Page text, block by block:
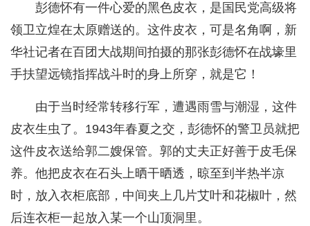
彭德怀有一件心爱的黑色皮衣，是国民党高级将
领卫立煌在太原赠送的。这件皮衣，可是名角啊，新
华社记者在百团大战期间拍摄的那张彭德怀在战壕里
手扶望远镜指挥战斗时的身上所穿，就是它！
由于当时经常转移行军，遭遇雨雪与潮湿，这件
皮衣生虫了。1943年春夏之交，彭德怀的警卫员就把
这件皮衣送给郭二嫂保管。郭的丈夫正好善于皮毛保
养。他把皮衣在石头上晒干晒透，晾至到半热半凉
时，放入衣柜底部，中间夹上几片艾叶和花椒叶，然
后连衣柜一起放入某一个山顶洞里。